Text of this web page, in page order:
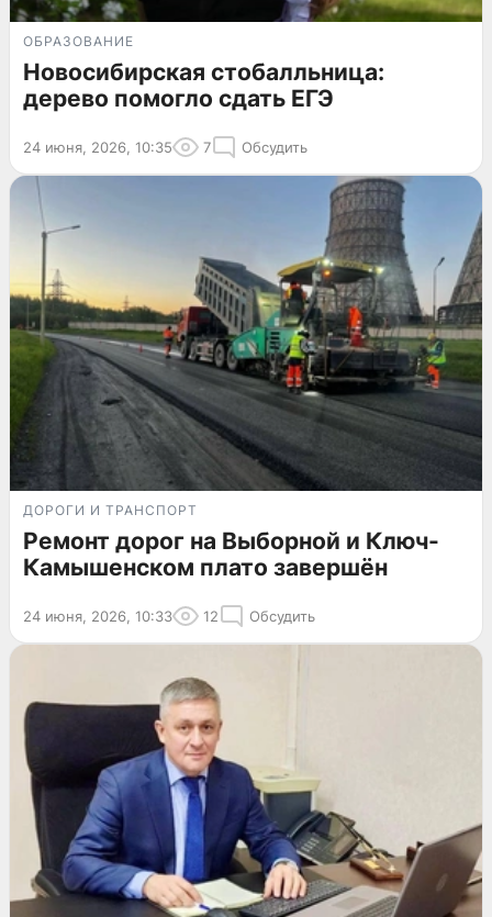
ОБРАЗОВАНИЕ
Новосибирская стобалльница:
дерево помогло сдать ЕГЭ
24 июня, 2026, 10:35 7 Обсудить
ДОРОГИ И ТРАНСПОРТ
Ремонт дорог на Выборной и Ключ-
Камышенском плато завершён
24 июня, 2026, 10:33 12 Обсудить